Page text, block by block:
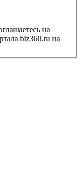
на
biz360.ru на